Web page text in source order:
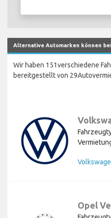
Alternative Automarken können
Wir haben 151verschiedene
bereitgestellt von
Opel